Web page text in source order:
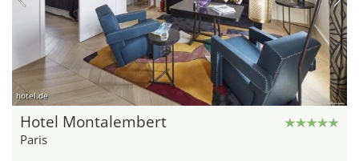
hotel.de
Hotel Montalembert
Paris